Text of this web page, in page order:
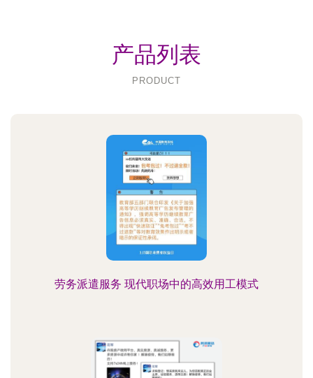
产品列表
PRODUCT
劳务派遣服务 现代职场中的高效用工模式